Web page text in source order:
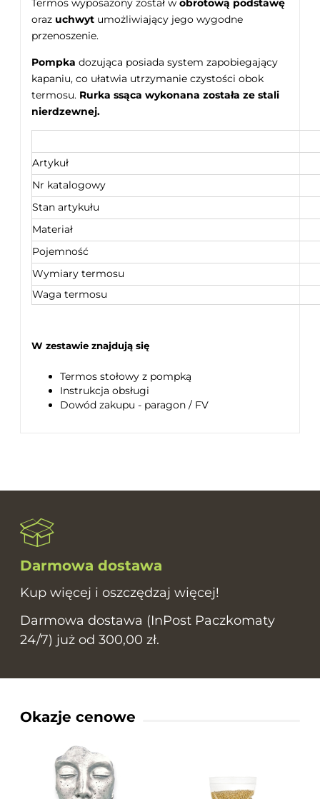
Termos wyposażony został w obrotową podstawę
oraz uchwyt umożliwiający jego wygodne
przenoszenie.
Pompka dozująca posiada system zapobiegający
kapaniu, co ułatwia utrzymanie czystości obok
termosu. Rurka ssąca wykonana została ze stali
nierdzewnej.
Artykuł
Nr katalogowy
Stan artykułu
Materiał
Pojemność
Wymiary termosu
Waga termosu
W zestawie znajdują się
Termos stołowy z pompką
Instrukcja obsługi
Dowód zakupu - paragon / FV
Darmowa dostawa
Kup więcej i oszczędzaj więcej!
Darmowa dostawa (InPost Paczkomaty
24/7) już od 300,00 zł.
Okazje cenowe